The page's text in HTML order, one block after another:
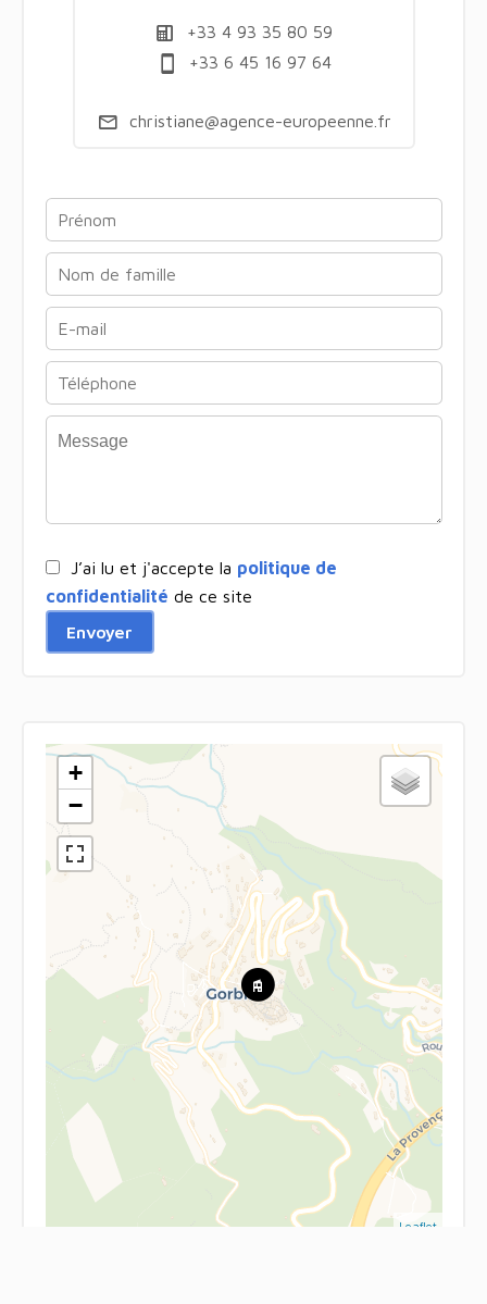
+33 4 93 35 80 59
+33 6 45 16 97 64
christiane@agence-europeenne.fr
J’ai lu et j'accepte la politique de
confidentialité de ce site
Envoyer
+
−
Leaflet